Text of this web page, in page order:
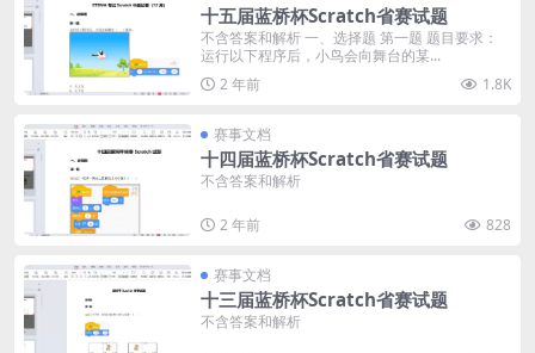
十五届蓝桥杯Scratch省赛试题
不含答案和解析 一、选择题 第一题 题目要求：
运行以下程序后，小鸟会向舞台的某...
2 年前
1.8K
赛事文档
十四届蓝桥杯Scratch省赛试题
不含答案和解析
2 年前 828
赛事文档
十三届蓝桥杯Scratch省赛试题
不含答案和解析